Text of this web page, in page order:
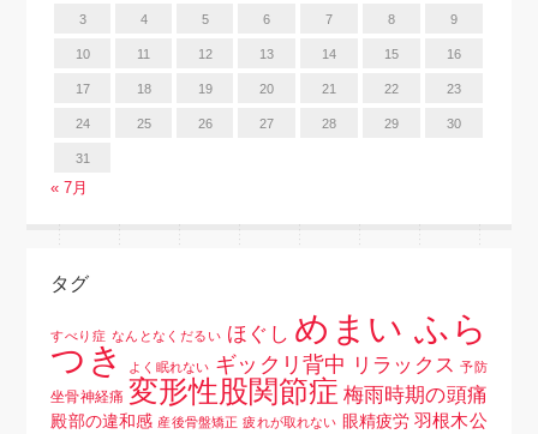
3 4 5 6 7 8 9
10 11 12 13 14 15 16
17 18 19 20 21 22 23
24 25 26 27 28 29 30
31
« 7月
タグ
すべり症 なんとなくだるい ほぐし めまい ふら
つき
よく眠れない ギックリ背中 リラックス 予防
坐骨神経痛 変形性股関節症 梅雨時期の頭痛
殿部の違和感 産後骨盤矯正 疲れが取れない 眼精疲労 羽根木公